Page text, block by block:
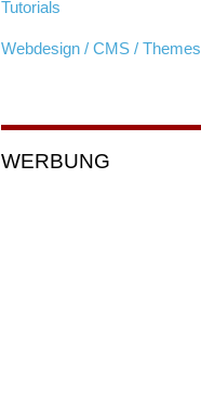
Tutorials
Webdesign / CMS / Themes
WERBUNG